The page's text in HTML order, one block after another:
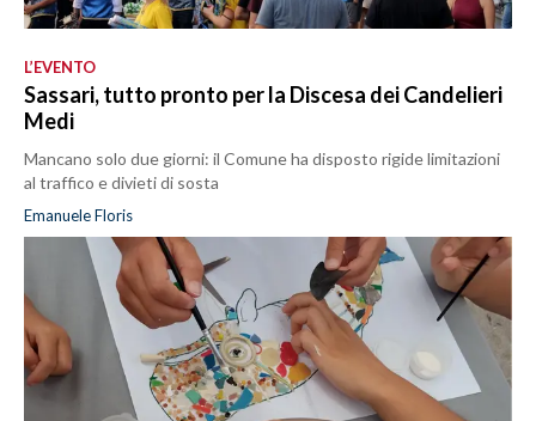
L’EVENTO
Sassari, tutto pronto per la Discesa dei Candelieri
Medi
Mancano solo due giorni: il Comune ha disposto rigide limitazioni
al traffico e divieti di sosta
Emanuele Floris